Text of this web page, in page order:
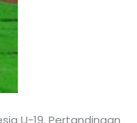
U-19. Pertandingan